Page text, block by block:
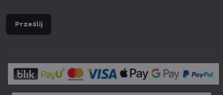
Prześlij